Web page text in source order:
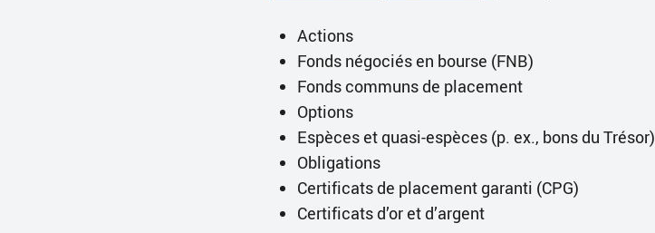
Actions
Fonds négociés en bourse (FNB)
Fonds communs de placement
Options
Espèces et quasi-espèces (p. ex., bons du Trésor)
Obligations
Certificats de placement garanti (CPG)
Certificats d’or et d’argent